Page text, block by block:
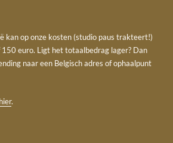
kan op onze kosten (studio paus trakteert!)
euro. Ligt het totaalbedrag lager? Dan
naar een Belgisch adres of ophaalpunt
hier.